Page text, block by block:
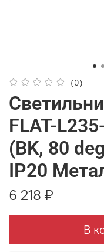
(0)
FLAT-
(BK, 80
IP20
6 218 ₽
В